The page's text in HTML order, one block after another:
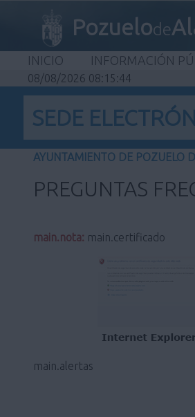
Pozuelode
INICIO INFORMACIÓN
08/08/2026 08:15:45
SEDE
AYUNTAMIENTO DE POZUELO
PREGUNTAS
main.nota: main.certificado
main.alertas